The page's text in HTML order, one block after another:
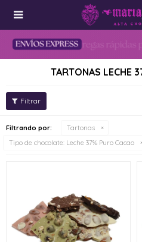

TARTONAS LECHE
Filtrando por:
Tartonas
Tipo de chocolate: Leche 37% Puro Cacao